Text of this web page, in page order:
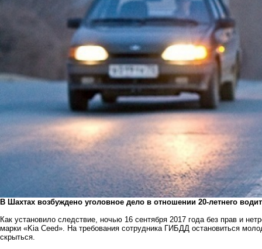
В Шахтах возбуждено уголовное дело в отношении 20-летнего
Как установило следствие, ночью 16 сентября 2017 года без прав и
марки «Kia Ceed». На требования сотрудника ГИБДД остановиться
скрыться.